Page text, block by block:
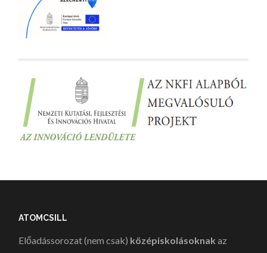
ATOMCSILL
Előadássorozat (nem csak) középiskolásoknak az